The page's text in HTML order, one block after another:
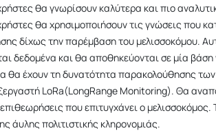
θα γνωρίσουν καλύτερα και πιο
θα χρησιμοποιήσουν τις γνώσεις που
δίχως την παρέμβαση του μελισσοκόμου.
δεδομένα και θα αποθηκεύονται σε μία βάση
θα έχουν τη δυνατότητα παρακολούθησης
LoRa(LongRange Monitoring). Θα
που επιτυγχάνει ο
άυλης πολιτιστικής κληρονομιάς.